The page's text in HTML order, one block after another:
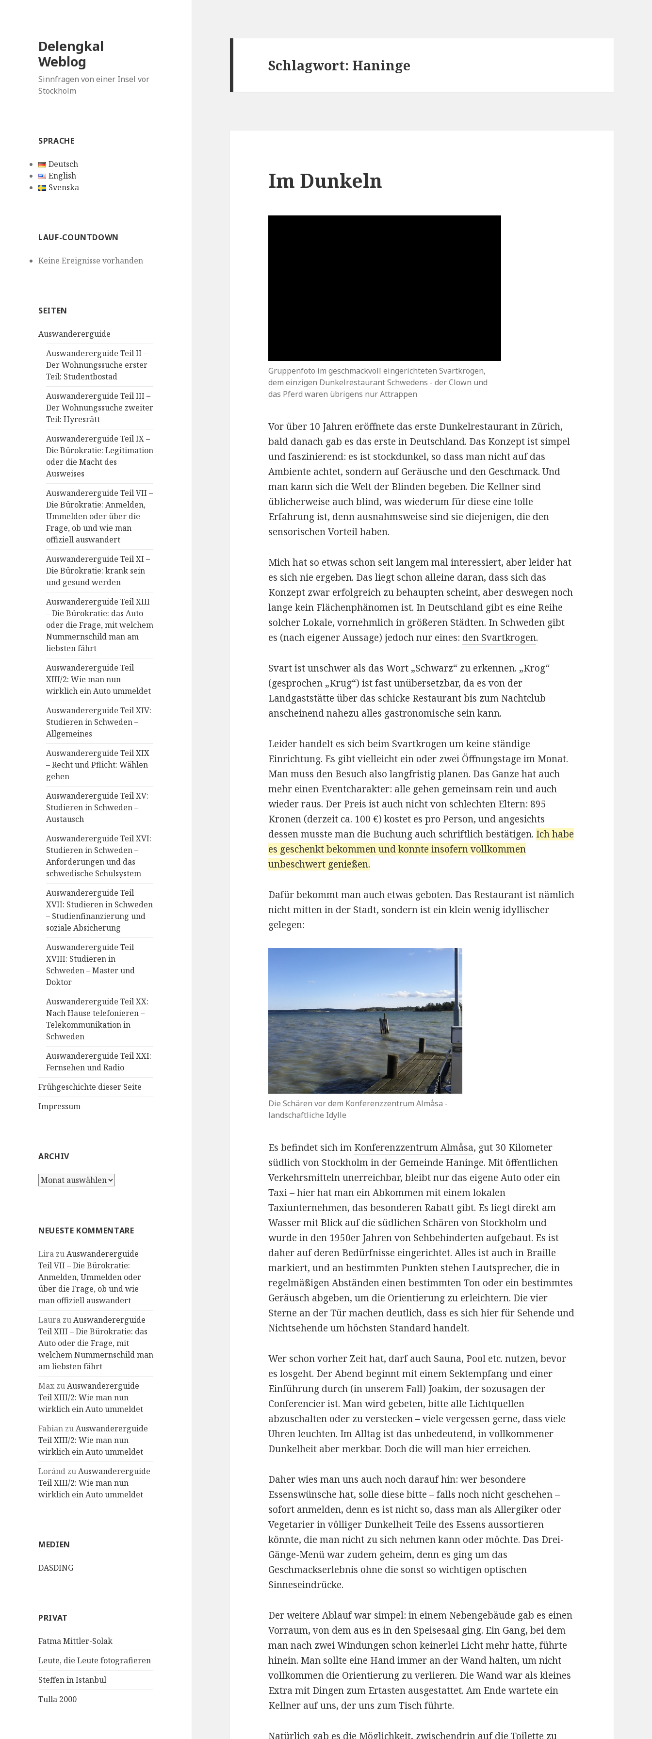
Delengkal
Weblog
Sinnfragen von einer Insel vor
Stockholm
SPRACHE
Deutsch
English
Svenska
LAUF-COUNTDOWN
Keine Ereignisse vorhanden
SEITEN
Auswandererguide
Auswandererguide Teil II –
Der Wohnungssuche erster
Teil: Studentbostad
Auswandererguide Teil III –
Der Wohnungssuche zweiter
Teil: Hyresrätt
Auswandererguide Teil IX –
Die Bürokratie: Legitimation
oder die Macht des
Ausweises
Auswandererguide Teil VII –
Die Bürokratie: Anmelden,
Ummelden oder über die
Frage, ob und wie man
offiziell auswandert
Auswandererguide Teil XI –
Die Bürokratie: krank sein
und gesund werden
Auswandererguide Teil XIII
– Die Bürokratie: das Auto
oder die Frage, mit welchem
Nummernschild man am
liebsten fährt
Auswandererguide Teil
XIII/2: Wie man nun
wirklich ein Auto ummeldet
Auswandererguide Teil XIV:
Studieren in Schweden –
Allgemeines
Auswandererguide Teil XIX
– Recht und Pflicht: Wählen
gehen
Auswandererguide Teil XV:
Studieren in Schweden –
Austausch
Auswandererguide Teil XVI:
Studieren in Schweden –
Anforderungen und das
schwedische Schulsystem
Auswandererguide Teil
XVII: Studieren in Schweden
– Studienfinanzierung und
soziale Absicherung
Auswandererguide Teil
XVIII: Studieren in
Schweden – Master und
Doktor
Auswandererguide Teil XX:
Nach Hause telefonieren –
Telekommunikation in
Schweden
Auswandererguide Teil XXI:
Fernsehen und Radio
Frühgeschichte dieser Seite
Impressum
ARCHIV
Archiv
NEUESTE KOMMENTARE
Lira zuAuswandererguide
Teil VII – Die Bürokratie:
Anmelden, Ummelden oder
über die Frage, ob und wie
man offiziell auswandert
Laura zuAuswandererguide
Teil XIII – Die Bürokratie: das
Auto oder die Frage, mit
welchem Nummernschild man
am liebsten fährt
Max zuAuswandererguide
Teil XIII/2: Wie man nun
wirklich ein Auto ummeldet
Fabian zuAuswandererguide
Teil XIII/2: Wie man nun
wirklich ein Auto ummeldet
Loránd zuAuswandererguide
Teil XIII/2: Wie man nun
wirklich ein Auto ummeldet
MEDIEN
DASDING
PRIVAT
Fatma Mittler-Solak
Leute, die Leute fotografieren
Steffen in Istanbul
Tulla 2000
Schlagwort: Haninge
Im Dunkeln
Gruppenfoto im geschmackvoll eingerichteten Svartkrogen,
dem einzigen Dunkelrestaurant Schwedens - der Clown und
das Pferd waren übrigens nur Attrappen
Vor über 10 Jahren eröffnete das erste Dunkelrestaurant in Zürich,
bald danach gab es das erste in Deutschland. Das Konzept ist simpel
und faszinierend: es ist stockdunkel, so dass man nicht auf das
Ambiente achtet, sondern auf Geräusche und den Geschmack. Und
man kann sich die Welt der Blinden begeben. Die Kellner sind
üblicherweise auch blind, was wiederum für diese eine tolle
Erfahrung ist, denn ausnahmsweise sind sie diejenigen, die den
sensorischen Vorteil haben.
Mich hat so etwas schon seit langem mal interessiert, aber leider hat
es sich nie ergeben. Das liegt schon alleine daran, dass sich das
Konzept zwar erfolgreich zu behaupten scheint, aber deswegen noch
lange kein Flächenphänomen ist. In Deutschland gibt es eine Reihe
solcher Lokale, vornehmlich in größeren Städten. In Schweden gibt
es (nach eigener Aussage) jedoch nur eines: den Svartkrogen.
Svart ist unschwer als das Wort „Schwarz“ zu erkennen. „Krog“
(gesprochen „Krug“) ist fast unübersetzbar, da es von der
Landgaststätte über das schicke Restaurant bis zum Nachtclub
anscheinend nahezu alles gastronomische sein kann.
Leider handelt es sich beim Svartkrogen um keine ständige
Einrichtung. Es gibt vielleicht ein oder zwei Öffnungstage im Monat.
Man muss den Besuch also langfristig planen. Das Ganze hat auch
mehr einen Eventcharakter: alle gehen gemeinsam rein und auch
wieder raus. Der Preis ist auch nicht von schlechten Eltern: 895
Kronen (derzeit ca. 100 €) kostet es pro Person, und angesichts
dessen musste man die Buchung auch schriftlich bestätigen. Ich habe
es geschenkt bekommen und konnte insofern vollkommen
unbeschwert genießen.
Dafür bekommt man auch etwas geboten. Das Restaurant ist nämlich
nicht mitten in der Stadt, sondern ist ein klein wenig idyllischer
gelegen:
Die Schären vor dem Konferenzzentrum Almåsa -
landschaftliche Idylle
Es befindet sich im Konferenzzentrum Almåsa, gut 30 Kilometer
südlich von Stockholm in der Gemeinde Haninge. Mit öffentlichen
Verkehrsmitteln unerreichbar, bleibt nur das eigene Auto oder ein
Taxi – hier hat man ein Abkommen mit einem lokalen
Taxiunternehmen, das besonderen Rabatt gibt. Es liegt direkt am
Wasser mit Blick auf die südlichen Schären von Stockholm und
wurde in den 1950er Jahren von Sehbehinderten aufgebaut. Es ist
daher auf deren Bedürfnisse eingerichtet. Alles ist auch in Braille
markiert, und an bestimmten Punkten stehen Lautsprecher, die in
regelmäßigen Abständen einen bestimmten Ton oder ein bestimmtes
Geräusch abgeben, um die Orientierung zu erleichtern. Die vier
Sterne an der Tür machen deutlich, dass es sich hier für Sehende und
Nichtsehende um höchsten Standard handelt.
Wer schon vorher Zeit hat, darf auch Sauna, Pool etc. nutzen, bevor
es losgeht. Der Abend beginnt mit einem Sektempfang und einer
Einführung durch (in unserem Fall) Joakim, der sozusagen der
Conferencier ist. Man wird gebeten, bitte alle Lichtquellen
abzuschalten oder zu verstecken – viele vergessen gerne, dass viele
Uhren leuchten. Im Alltag ist das unbedeutend, in vollkommener
Dunkelheit aber merkbar. Doch die will man hier erreichen.
Daher wies man uns auch noch darauf hin: wer besondere
Essenswünsche hat, solle diese bitte – falls noch nicht geschehen –
sofort anmelden, denn es ist nicht so, dass man als Allergiker oder
Vegetarier in völliger Dunkelheit Teile des Essens aussortieren
könnte, die man nicht zu sich nehmen kann oder möchte. Das Drei-
Gänge-Menü war zudem geheim, denn es ging um das
Geschmackserlebnis ohne die sonst so wichtigen optischen
Sinneseindrücke.
Der weitere Ablauf war simpel: in einem Nebengebäude gab es einen
Vorraum, von dem aus es in den Speisesaal ging. Ein Gang, bei dem
man nach zwei Windungen schon keinerlei Licht mehr hatte, führte
hinein. Man sollte eine Hand immer an der Wand halten, um nicht
vollkommen die Orientierung zu verlieren. Die Wand war als kleines
Extra mit Dingen zum Ertasten ausgestattet. Am Ende wartete ein
Kellner auf uns, der uns zum Tisch führte.
Natürlich gab es die Möglichkeit, zwischendrin auf die Toilette zu